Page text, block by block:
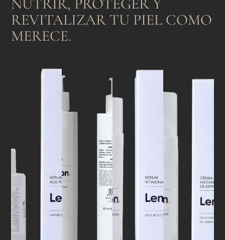
REVITALIZAR TU PIEL COMO
MERECE.